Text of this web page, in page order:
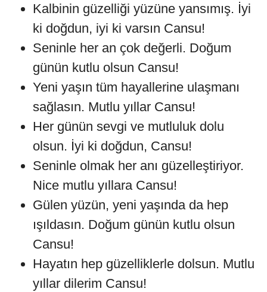
Kalbinin güzelliği yüzüne yansımış. İyi
ki doğdun, iyi ki varsın Cansu!
Seninle her an çok değerli. Doğum
günün kutlu olsun Cansu!
Yeni yaşın tüm hayallerine ulaşmanı
sağlasın. Mutlu yıllar Cansu!
Her günün sevgi ve mutluluk dolu
olsun. İyi ki doğdun, Cansu!
Seninle olmak her anı güzelleştiriyor.
Nice mutlu yıllara Cansu!
Gülen yüzün, yeni yaşında da hep
ışıldasın. Doğum günün kutlu olsun
Cansu!
Hayatın hep güzelliklerle dolsun. Mutlu
yıllar dilerim Cansu!